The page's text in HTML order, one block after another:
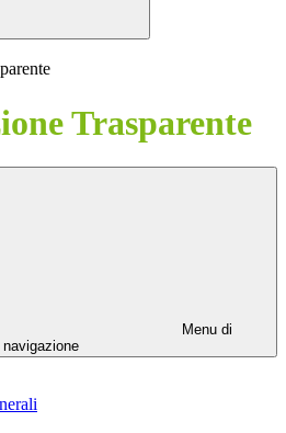
Trasparente
Menu di
navigazione